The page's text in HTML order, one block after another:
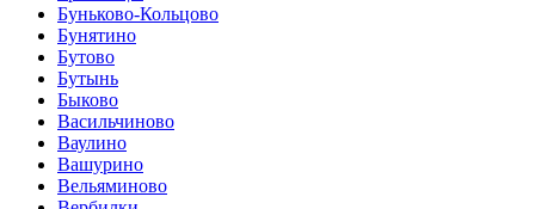
Буньково-Кольцово
Бунятино
Бутово
Бутынь
Быково
Васильчиново
Ваулино
Вашурино
Вельяминово